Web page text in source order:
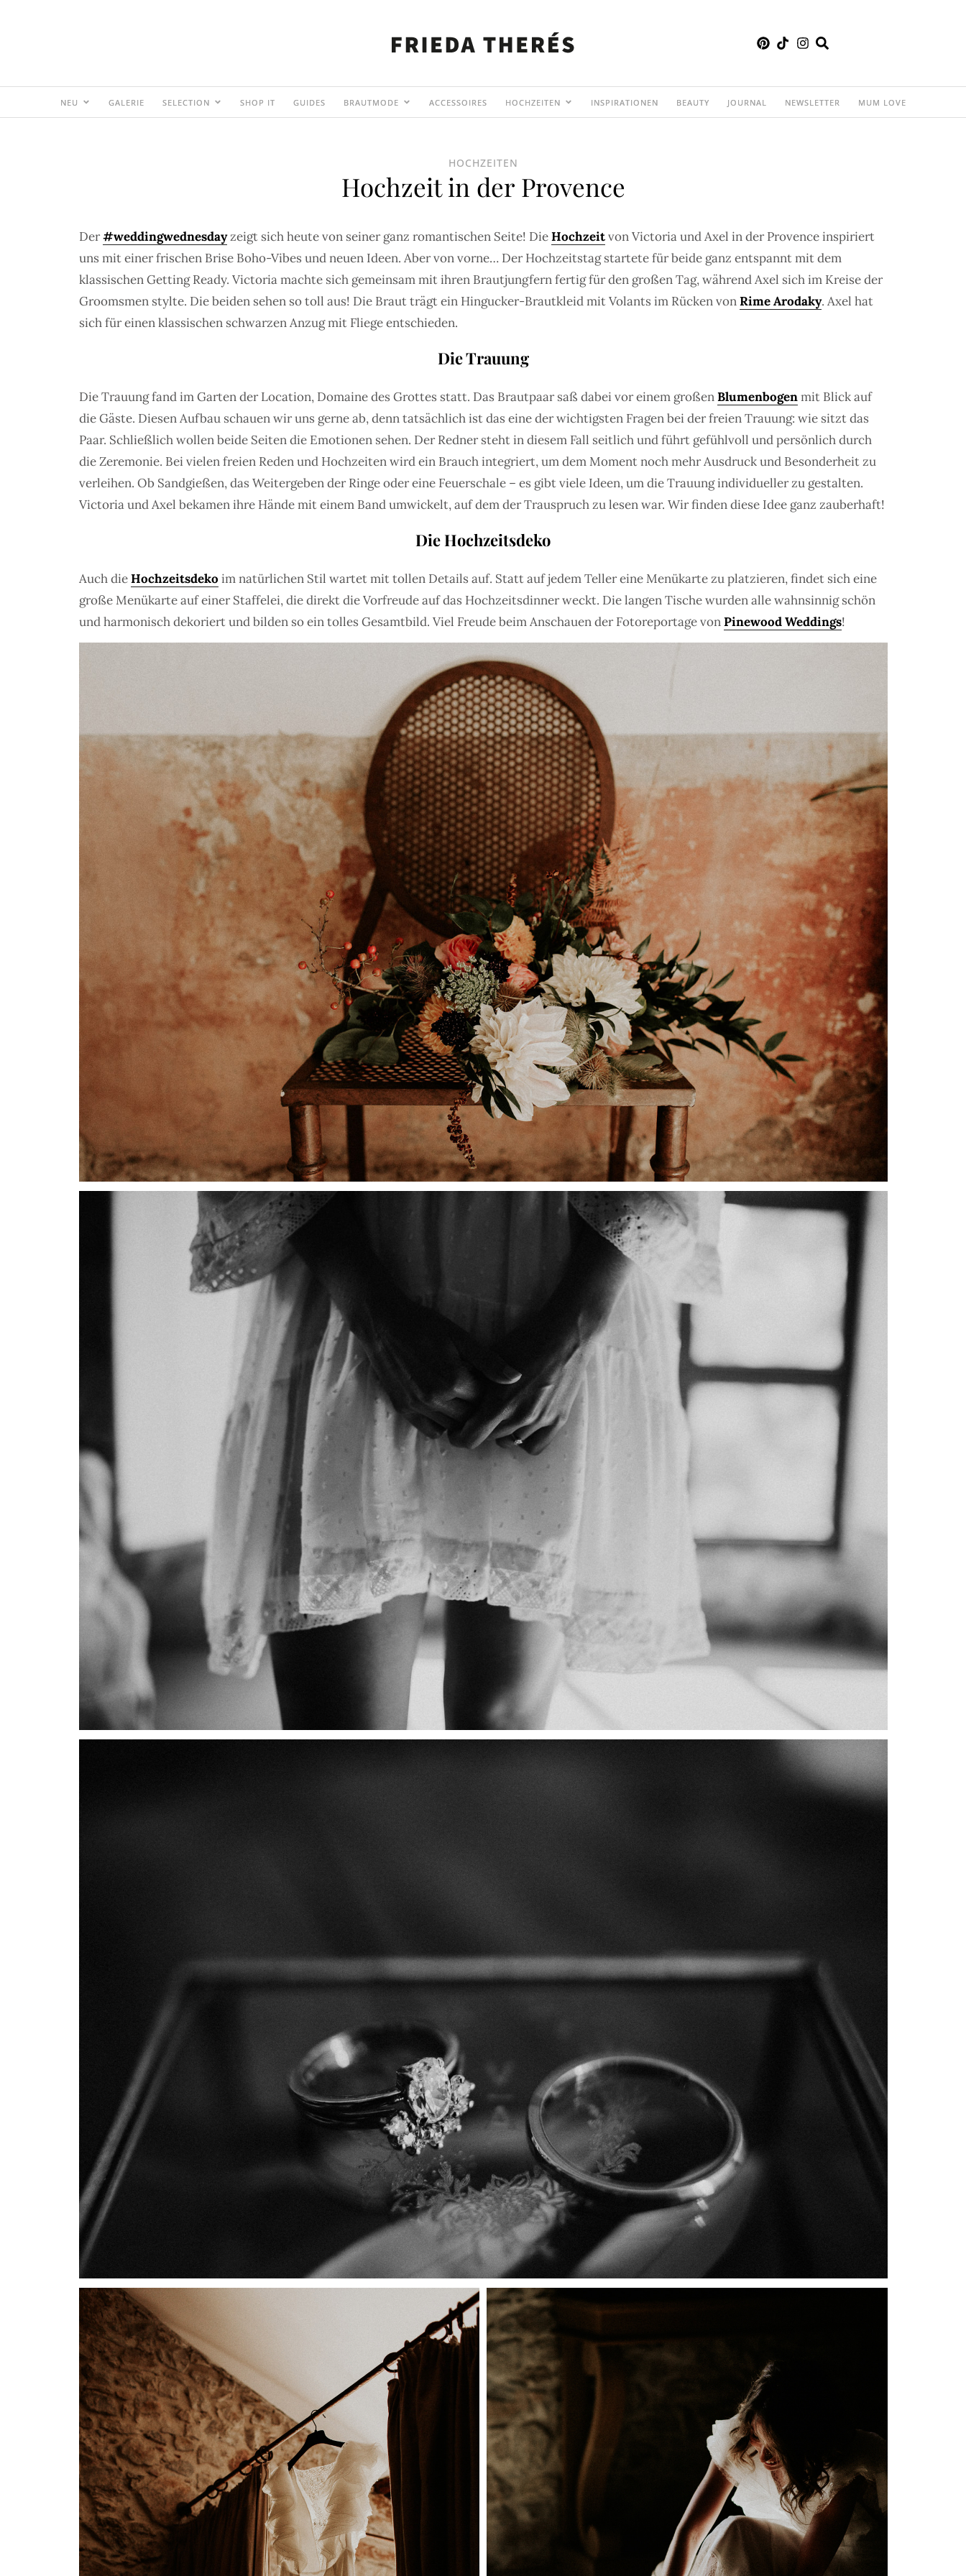
NEU GALERIE SELECTION SHOP IT GUIDES BRAUTMODE ACCESSOIRES HOCHZEITEN INSPIRATIONEN BEAUTY JOURNAL NEWSLETTER MUM LOVE
HOCHZEITEN
Hochzeit in der Provence
Der#weddingwednesdayzeigt sich heute von seiner ganz romantischen Seite! DieHochzeitvon Victoria und Axel in der Provence inspiriert
uns mit einer frischen Brise Boho-Vibes und neuen Ideen. Aber von vorne… Der Hochzeitstag startete für beide ganz entspannt mit dem
klassischen Getting Ready. Victoria machte sich gemeinsam mit ihren Brautjungfern fertig für den großen Tag, während Axel sich im Kreise der
Groomsmen stylte. Die beiden sehen so toll aus! Die Braut trägt ein Hingucker-Brautkleid mit Volants im Rücken vonRime Arodaky. Axel hat
sich für einen klassischen schwarzen Anzug mit Fliege entschieden.
Die Trauung
Die Trauung fand im Garten der Location, Domaine des Grottes statt. Das Brautpaar saß dabei vor einem großenBlumenbogenmit Blick auf
die Gäste. Diesen Aufbau schauen wir uns gerne ab, denn tatsächlich ist das eine der wichtigsten Fragen bei der freien Trauung: wie sitzt das
Paar. Schließlich wollen beide Seiten die Emotionen sehen. Der Redner steht in diesem Fall seitlich und führt gefühlvoll und persönlich durch
die Zeremonie. Bei vielen freien Reden und Hochzeiten wird ein Brauch integriert, um dem Moment noch mehr Ausdruck und Besonderheit zu
verleihen. Ob Sandgießen, das Weitergeben der Ringe oder eine Feuerschale – es gibt viele Ideen, um die Trauung individueller zu gestalten.
Victoria und Axel bekamen ihre Hände mit einem Band umwickelt, auf dem der Trauspruch zu lesen war. Wir finden diese Idee ganz zauberhaft!
Die Hochzeitsdeko
Auch dieHochzeitsdeko im natürlichen Stil wartet mit tollen Details auf. Statt auf jedem Teller eine Menükarte zu platzieren, findet sich eine
große Menükarte auf einer Staffelei, die direkt die Vorfreude auf das Hochzeitsdinner weckt. Die langen Tische wurden alle wahnsinnig schön
und harmonisch dekoriert und bilden so ein tolles Gesamtbild. Viel Freude beim Anschauen der Fotoreportage vonPinewood Weddings!